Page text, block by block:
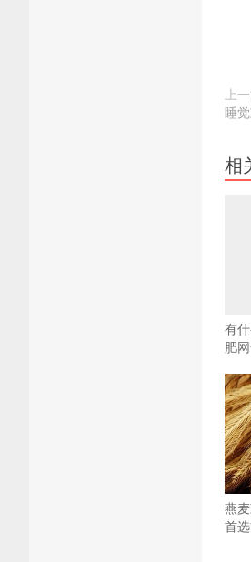
上
睡
相
有
肥
燕
首